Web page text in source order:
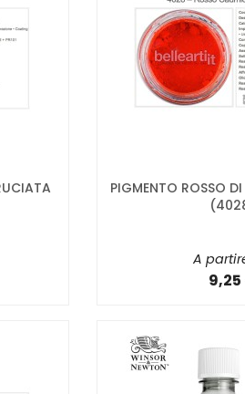
PIGMENTO ROSSO
A